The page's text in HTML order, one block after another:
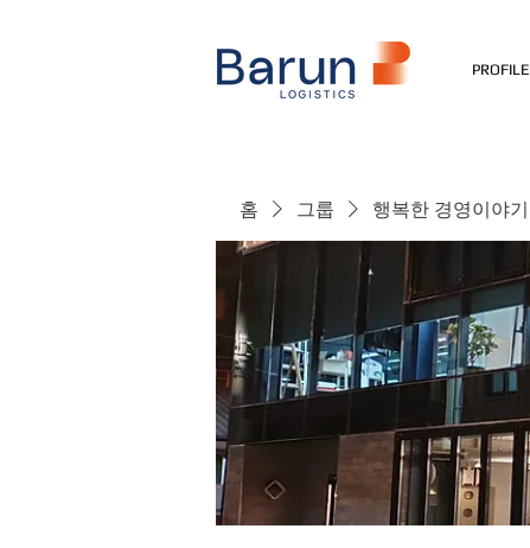
PROFILE
홈 그룹 행복한 경영이야기